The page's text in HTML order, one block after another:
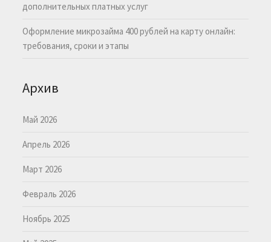
дополнительных платных услуг
Оформление микрозайма 400 рублей на карту онлайн:
требования, сроки и этапы
Архив
Май 2026
Апрель 2026
Март 2026
Февраль 2026
Ноябрь 2025